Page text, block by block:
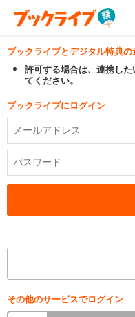
ブックライブとデジタル特典
許可する場合は、連携し
てください。
ブックライブにログイン
その他のサービスでログイン